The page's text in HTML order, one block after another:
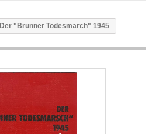
Der "Brünner Todesmarch" 1945